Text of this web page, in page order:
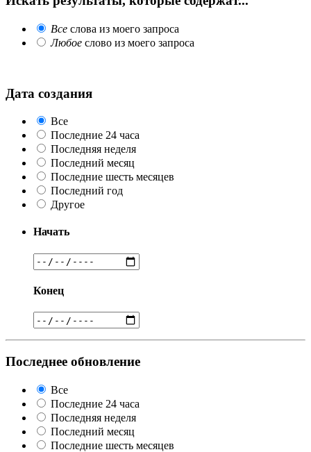
Все слова из моего запроса
Любое слово из моего запроса
Дата создания
Все
Последние 24 часа
Последняя неделя
Последний месяц
Последние шесть месяцев
Последний год
Другое
Начать
Конец
Последнее обновление
Все
Последние 24 часа
Последняя неделя
Последний месяц
Последние шесть месяцев